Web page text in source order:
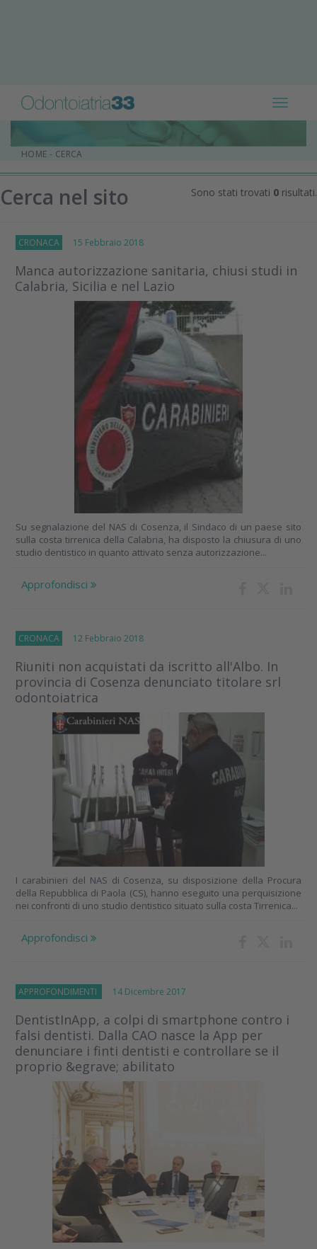
Toggle
HOME - CERCA
Cerca nel sito Sono stati trovati 0 risultati.
CRONACA 15 Febbraio 2018
Manca autorizzazione sanitaria, chiusi studi in
Calabria, Sicilia e nel Lazio
Su segnalazione del NAS di Cosenza, il Sindaco di un paese sito
sulla costa tirrenica della Calabria, ha disposto la chiusura di uno
studio dentistico in quanto attivato senza autorizzazione...
Approfondisci
CRONACA 12 Febbraio 2018
Riuniti non acquistati da iscritto all'Albo. In
provincia di Cosenza denunciato titolare srl
odontoiatrica
I carabinieri del NAS di Cosenza, su disposizione della Procura
della Repubblica di Paola (CS), hanno eseguito una perquisizione
nei confronti di uno studio dentistico situato sulla costa Tirrenica...
Approfondisci
APPROFONDIMENTI 14 Dicembre 2017
DentistInApp, a colpi di smartphone contro i
falsi dentisti. Dalla CAO nasce la App per
denunciare i finti dentisti e controllare se il
proprio &egrave; abilitato